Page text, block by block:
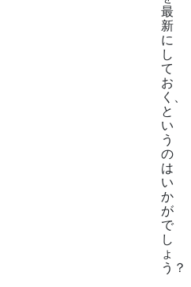
最
新
に
し
て
お
く、
と
い
う
の
は
い
か
が
で
し
ょ
う？